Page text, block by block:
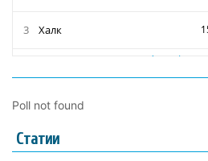
Poll not found
Статии